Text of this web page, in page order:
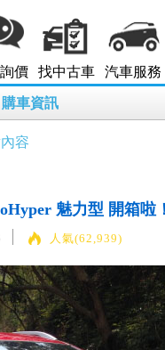
價 找中古車 汽車服務
購車資訊
容
魅力型 開箱啦
人氣(62,939)